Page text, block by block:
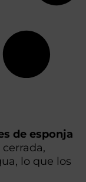
de esponja
lo que los